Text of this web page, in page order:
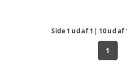
Side 1 ud af1 | 10ud af
1